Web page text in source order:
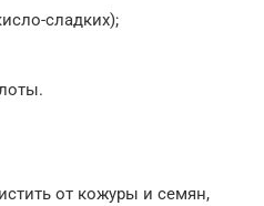
сладких);
от кожуры и семян,